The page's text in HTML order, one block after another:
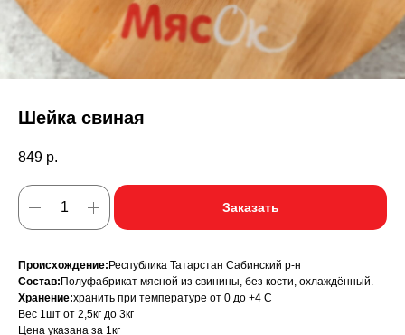
Шейка свиная
849 р.
Заказать
Происхождение: Республика Татарстан Сабинский р-н
Состав: Полуфабрикат мясной из свинины, без кости, охлаждённый.
Хранение:хранить при температуре от 0 до +4 С
Вес 1шт от 2,5кг до 3кг
Цена указана за 1кг